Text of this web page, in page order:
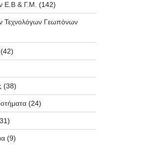
Ε.Β & Γ.Μ. (142)
Τεχνολόγων Γεωπόνων
(42)
(38)
(24)
(9)